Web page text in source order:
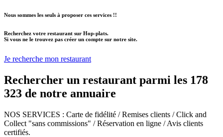
Nous sommes les seuls à proposer ces services !!
Recherchez votre restaurant sur Hop-plats.
Si vous ne le trouvez pas créer un compte sur notre site.
Je recherche mon restaurant
Rechercher un restaurant parmi les 178
323 de notre annuaire
NOS SERVICES : Carte de fidélité / Remises clients / Click and
Collect "sans commissions" / Réservation en ligne / Avis clients
certifiés.